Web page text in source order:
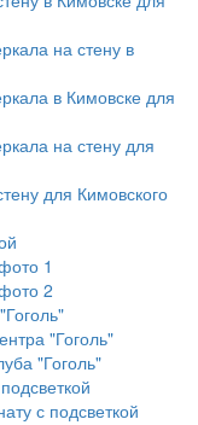
на стену в
в Кимовске для
на стену для
для Кимовского
1
2
"Гоголь"
"Гоголь"
с подсветкой